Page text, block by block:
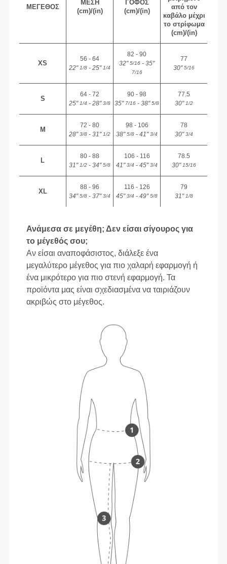
ΜΈΓΕΘΟΣ
ΜΈΣΗ
(cm)/(in)
ΓΟΦΌΣ
(cm)/(in)
από τον
καβάλο μέχρι
το στρίφωμα
(cm)/(in)
XS
56 - 64
22"1/8 - 25"1/4
82 - 90
32"5/16 - 35"
7/16
77
30"5/16
S
64 - 72
25"1/4 - 28"3/8
90 - 98
35"7/16 - 38"5/8
77.5
30"1/2
M
72 - 80
28"3/8 - 31"1/2
98 - 106
38"5/8 - 41"3/4
78
30"3/4
L
80 - 88
31"1/2 - 34"5/8
106 - 116
41"3/4 - 45"3/4
78.5
30"15/16
XL
88 - 96
34"5/8 - 37"3/4
116 - 126
45"3/4 - 49"5/8
79
31"1/8
Ανάμεσα σε μεγέθη; Δεν είσαι σίγουρος για
το μέγεθός σου;
Αν είσαι αναποφάσιστος, διάλεξε ένα
μεγαλύτερο μέγεθος για πιο χαλαρή εφαρμογή ή
ένα μικρότερο για πιο στενή εφαρμογή. Τα
προϊόντα μας είναι σχεδιασμένα να ταιριάζουν
ακριβώς στο μέγεθος.